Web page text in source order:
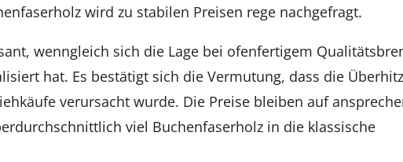
wird zu stabilen Preisen rege nachgefragt.
wenngleich sich die Lage bei ofenfertigem
hat. Es bestätigt sich die Vermutung, dass die
verursacht wurde. Die Preise bleiben auf
viel Buchenfaserholz in die klassische